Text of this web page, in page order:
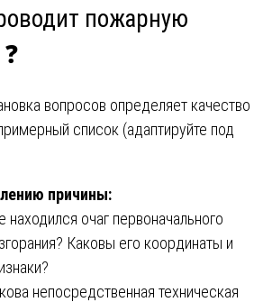
пожарную
❓
вопросов определяет качество
список (адаптируйте под
причины:
находился очаг первоначального
Каковы его координаты и
непосредственная техническая